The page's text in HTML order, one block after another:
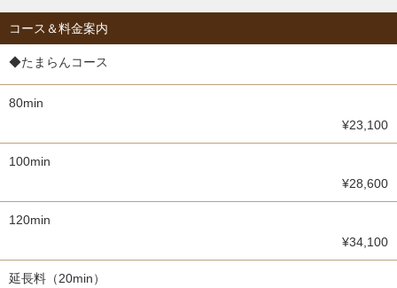
コース＆料金案内
◆たまらんコース
80min
¥23,100
100min
¥28,600
120min
¥34,100
延長料（20min）